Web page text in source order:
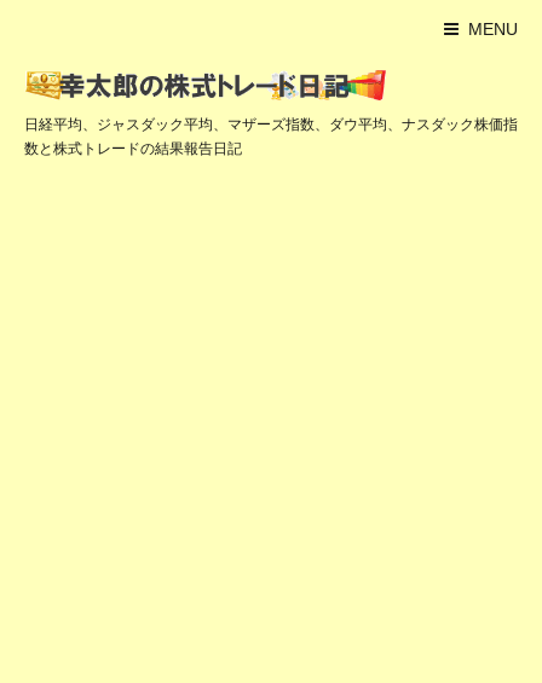
MENU
日経平均、ジャスダック平均、マザーズ指数、ダウ平均、ナスダック株価指
数と株式トレードの結果報告日記